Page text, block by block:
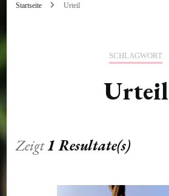
Startseite Urteil
SCHLAGWORT
Urteil
Zeigt1 Resultate(s)